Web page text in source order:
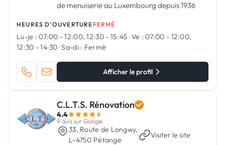
de menuiserie au Luxembourg depuis 1936
HEURES D'OUVERTURE FERMÉ
Lu-je : 07:00 - 12:00, 12:30 - 15:45·Ve : 07:00 - 12:00,
12:30 - 14:30 ·Sa-di : Fermé
Afficher le profil
C.L.T.S. Rénovation
4.4
9 avis sur Google
33, Route de Longwy,
L-4750 Pétange
· Visiter le site